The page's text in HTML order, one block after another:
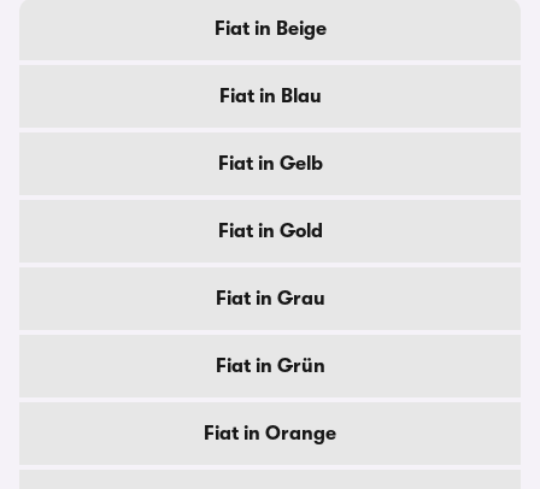
Fiat in Beige
Fiat in Blau
Fiat in Gelb
Fiat in Gold
Fiat in Grau
Fiat in Grün
Fiat in Orange